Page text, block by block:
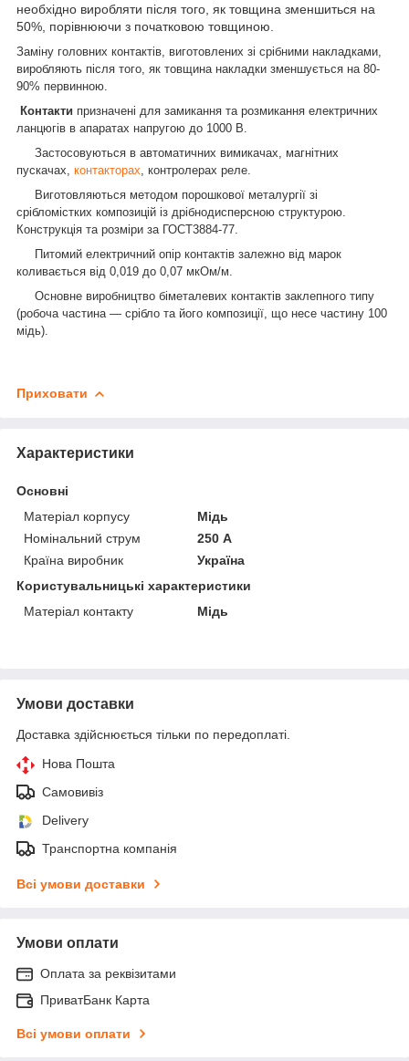
необхідно виробляти після того, як товщина зменшиться на
50%, порівнюючи з початковою товщиною.
Заміну головних контактів, виготовлених зі срібними накладками,
виробляють після того, як товщина накладки зменшується на 80-
90% первинною.
Контакти призначені для замикання та розмикання електричних
ланцюгів в апаратах напругою до 1000 В.
Застосовуються в автоматичних вимикачах, магнітних
пускачах, контакторах , контролерах реле.
Виготовляються методом порошкової металургії зі
срібломістких композицій із дрібнодисперсною структурою.
Конструкція та розміри за ГОСТ3884-77.
Питомий електричний опір контактів залежно від марок
коливається від 0,019 до 0,07 мкОм/м.
Основне виробництво біметалевих контактів заклепного типу
(робоча частина — срібло та його композиції, що несе частину 100
мідь).
Приховати
Характеристики
Основні
Матеріал корпусу
Мідь
Номінальний струм
250 А
Країна виробник
Україна
Користувальницькі характеристики
Матеріал контакту
Мідь
Умови доставки
Доставка здійснюється тільки по передоплаті.
Нова Пошта
Самовивіз
Delivery
Транспортна компанія
Всі умови доставки
Умови оплати
Оплата за реквізитами
ПриватБанк Карта
Всі умови оплати